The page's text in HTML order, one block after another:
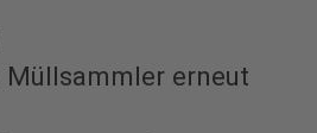
Müllsammler erneut